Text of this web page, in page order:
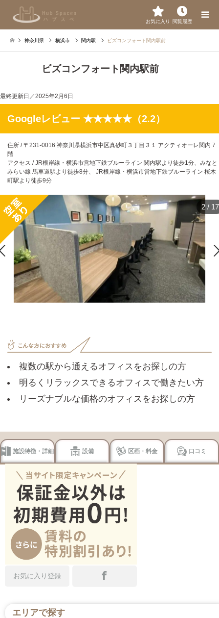
お気に入り 閲覧履歴
神奈川県 横浜市 関内駅 ビズコンフォート関内駅前
ビズコンフォート関内駅前
最終更新日／2025年2月6日
Googleレビュー ★★★★★（2.2）
住所 / 〒231-0016 神奈川県横浜市中区真砂町３丁目３１ アクティオーレ関内 7
階
アクセス / JR根岸線・横浜市営地下鉄ブルーライン 関内駅より徒歩1分、みなと
みらい線 馬車道駅より徒歩8分、 JR根岸線・横浜市営地下鉄ブルーライン 桜木
町駅より徒歩9分
2 / 17
複数の駅から通えるオフィスをお探しの方
明るくリラックスできるオフィスで働きたい方
リーズナブルな価格のオフィスをお探しの方
施設特徴・詳細 設備 区画・料金 口コミ
お気に入り登録
エリアで探す